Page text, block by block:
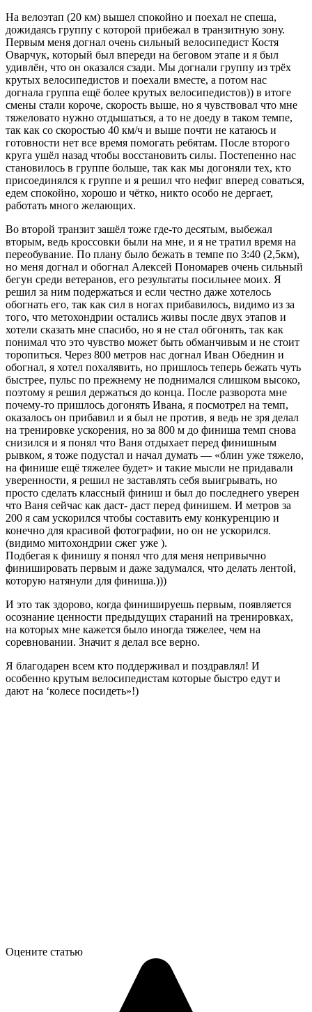
На велоэтап (20 км) вышел спокойно и поехал не спеша,
дожидаясь группу с которой прибежал в транзитную зону.
Первым меня догнал очень сильный велосипедист Костя
Оварчук, который был впереди на беговом этапе и я был
удивлён, что он оказался сзади. Мы догнали группу из трёх
крутых велосипедистов и поехали вместе, а потом нас
догнала группа ещё более крутых велосипедистов)) в итоге
смены стали короче, скорость выше, но я чувствовал что мне
тяжеловато нужно отдышаться, а то не доеду в таком темпе,
так как со скоростью 40 км/ч и выше почти не катаюсь и
готовности нет все время помогать ребятам. После второго
круга ушёл назад чтобы восстановить силы. Постепенно нас
становилось в группе больше, так как мы догоняли тех, кто
присоединялся к группе и я решил что нефиг вперед соваться,
едем спокойно, хорошо и чётко, никто особо не дергает,
работать много желающих.
Во второй транзит зашёл тоже где-то десятым, выбежал
вторым, ведь кроссовки были на мне, и я не тратил время на
переобувание. По плану было бежать в темпе по 3:40 (2,5км),
но меня догнал и обогнал Алексей Пономарев очень сильный
бегун среди ветеранов, его результаты посильнее моих. Я
решил за ним подержаться и если честно даже хотелось
обогнать его, так как сил в ногах прибавилось, видимо из за
того, что метохондрии остались живы после двух этапов и
хотели сказать мне спасибо, но я не стал обгонять, так как
понимал что это чувство может быть обманчивым и не стоит
торопиться. Через 800 метров нас догнал Иван Обеднин и
обогнал, я хотел похалявить, но пришлось теперь бежать чуть
быстрее, пульс по прежнему не поднимался слишком высоко,
поэтому я решил держаться до конца. После разворота мне
почему-то пришлось догонять Ивана, я посмотрел на темп,
оказалось он прибавил и я был не против, я ведь не зря делал
на тренировке ускорения, но за 800 м до финиша темп снова
снизился и я понял что Ваня отдыхает перед финишным
рывком, я тоже подустал и начал думать — «блин уже тяжело,
на финише ещё тяжелее будет» и такие мысли не придавали
уверенности, я решил не заставлять себя выигрывать, но
просто сделать классный финиш и был до последнего уверен
что Ваня сейчас как даст- даст перед финишем. И метров за
200 я сам ускорился чтобы составить ему конкуренцию и
конечно для красивой фотографии, но он не ускорился.
(видимо митохондрии сжег уже ).
Подбегая к финишу я понял что для меня непривычно
финишировать первым и даже задумался, что делать лентой,
которую натянули для финиша.)))
И это так здорово, когда финишируешь первым, появляется
осознание ценности предыдущих стараний на тренировках,
на которых мне кажется было иногда тяжелее, чем на
соревновании. Значит я делал все верно.
Я благодарен всем кто поддерживал и поздравлял! И
особенно крутым велосипедистам которые быстро едут и
дают на ‘колесе посидеть»!)
Оцените статью